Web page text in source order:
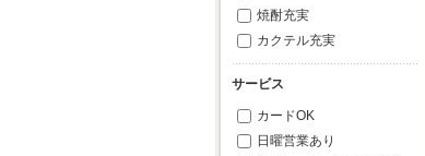
焼酎充実
カクテル充実
サービス
カードOK
日曜営業あり